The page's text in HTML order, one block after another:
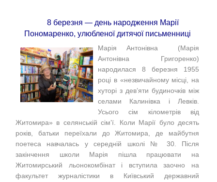
8 березня — день народження Марії
Пономаренко, улюбленої дитячої письменниці
Марія Антонівна (Марія
Антонівна Григоренко)
народилася 8 березня 1955
році в «незвичайному місці, на
хуторі з дев’яти будиночків між
селами Калинівка і Левків.
Усього сім кілометрів від
Житомира» в селянській сім’ї. Коли Марії було десять
років, батьки переїхали до Житомира, де майбутня
поетеса навчалась у середній школі № 30. Після
закінчення школи Марія пішла працювати на
Житомирський льонокомбінат і вступила заочно на
факультет журналістики в Київський державний